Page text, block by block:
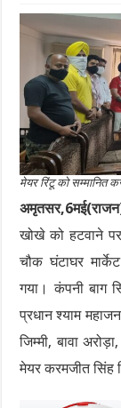
मेयर रिंटू को सम्मानित
खोखे को हटवाने
चौक घंटाघर
गया। कंपनी बाग
प्रधान श्याम
जिम्मी, बावा
मेयर करमजीत सिंह